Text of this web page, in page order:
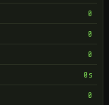
0
0
0
0s
0